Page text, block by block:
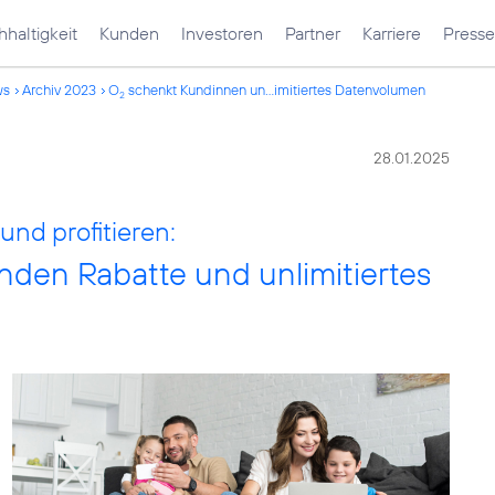
Kunden Investoren Partner Karriere Presse
Archiv 2023 O2 schenkt Kundinnen un...imitiertes Datenvolumen
28.01.2025
profitieren:
Rabatte und unlimitiertes